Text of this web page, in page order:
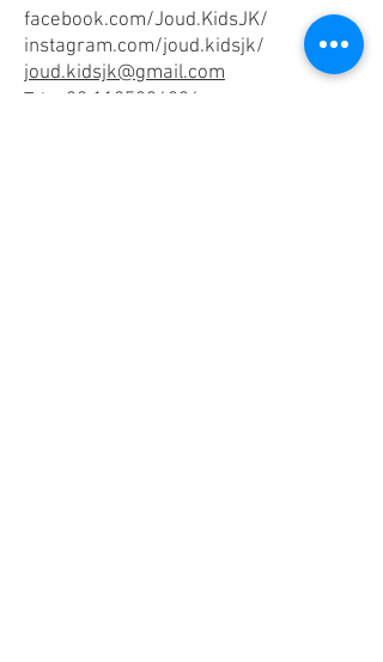
facebook.com/Joud.KidsJK/
instagram.com/joud.kidsjk/
joud.kidsjk@gmail.com
Tel:
+20 1125834036